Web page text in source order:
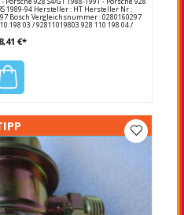
1989-94 Hersteller : HT Hersteller Nr :
Bosch Vergleichsnummer : 0280160297
198 03 / 92811019803 928 110 198 04 /
€*